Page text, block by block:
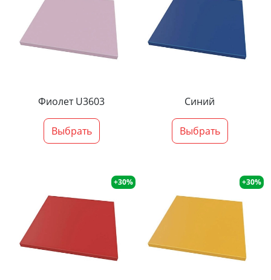
Фиолет U3603
Выбрать
Синий
Выбрать
+30% +30%